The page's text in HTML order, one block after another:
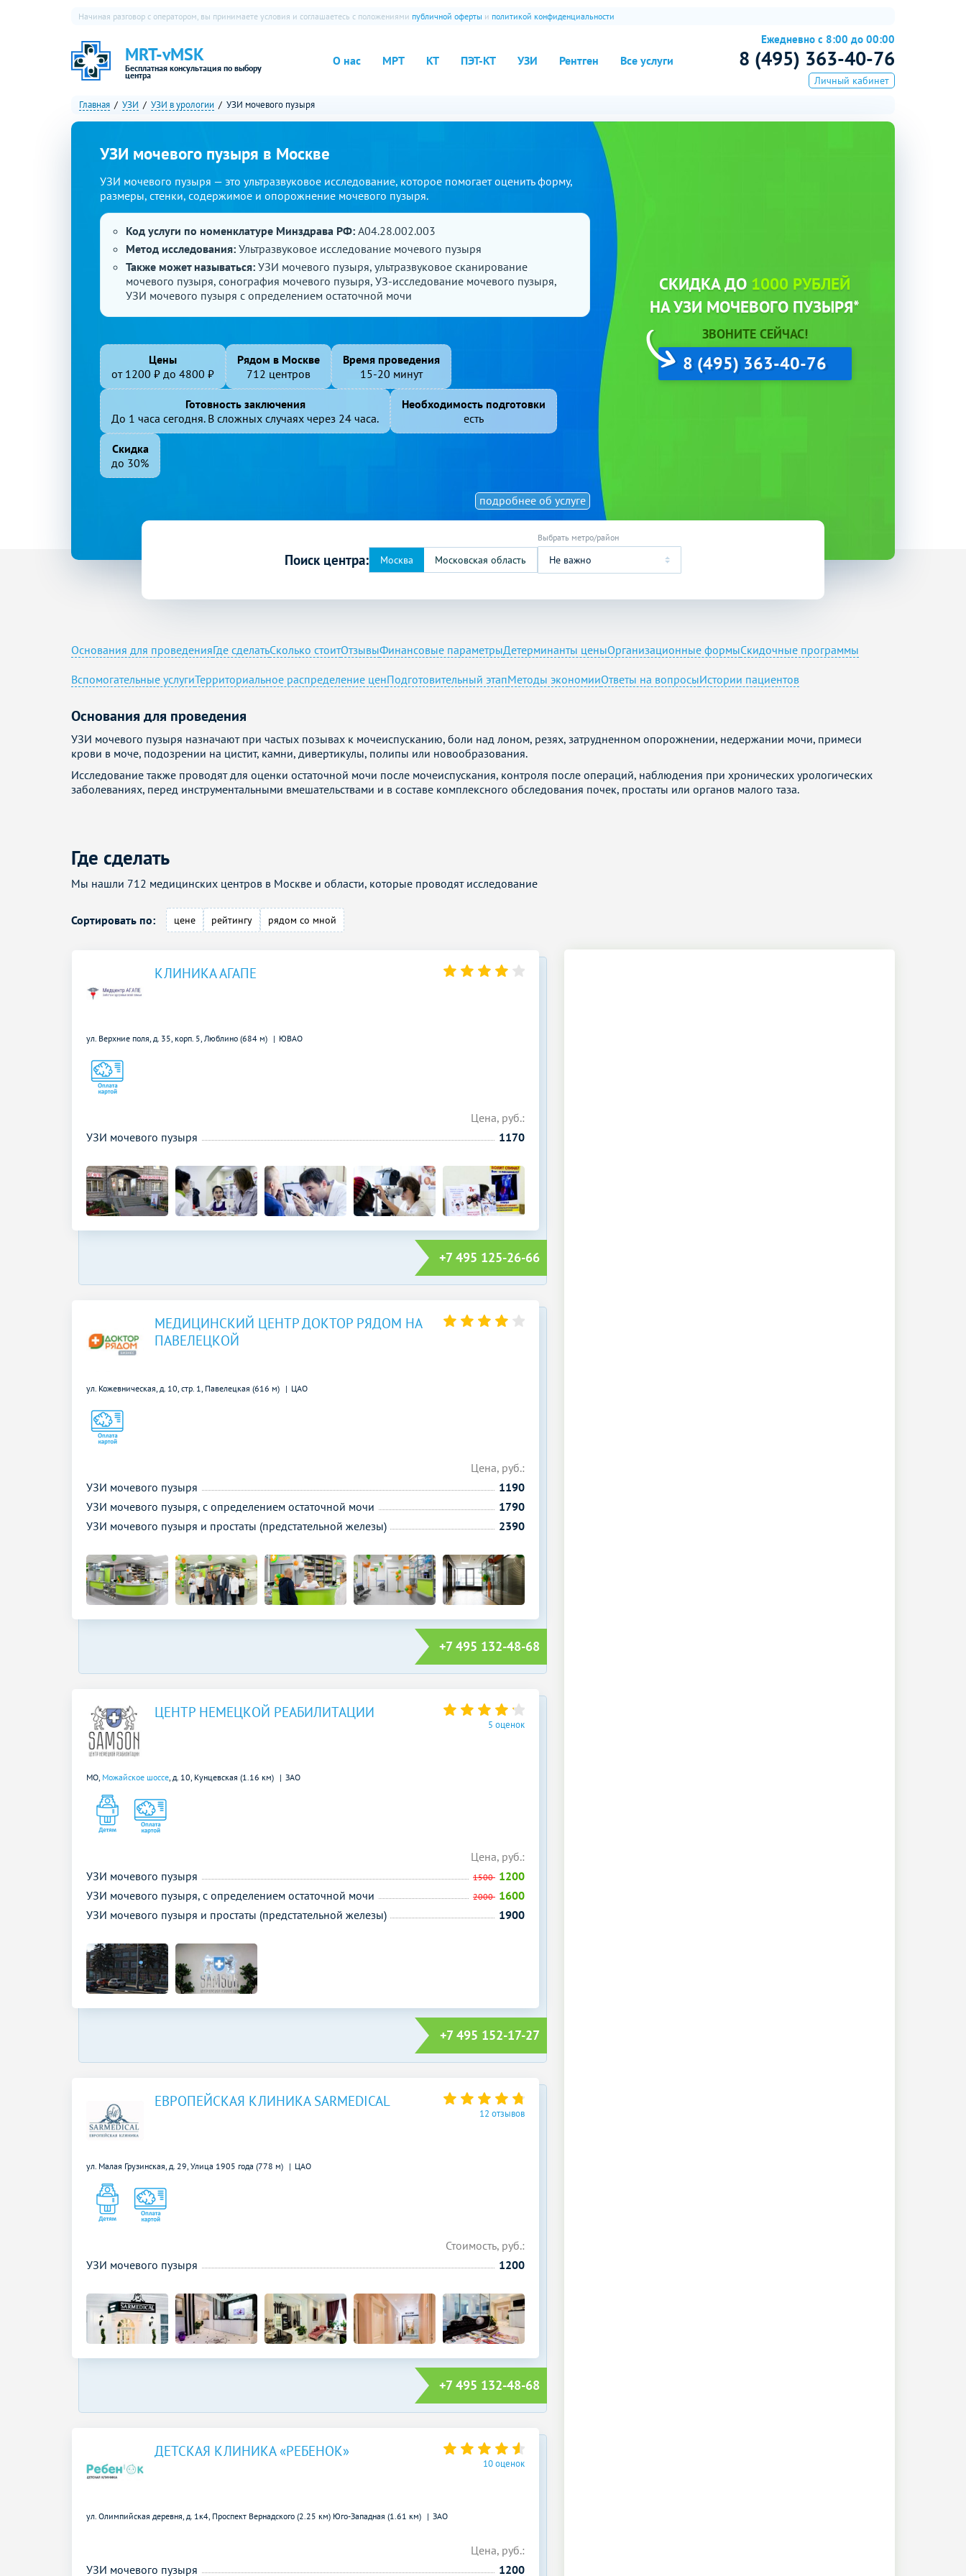
MRT-vMSK
Бесплатная консультация по выбору
центра
О нас МРТ КТ ПЭТ-КТ УЗИ Рентген Все услуги
Начиная разговор с оператором, вы принимаете условия и соглашаетесь с положениями публичной оферты и политикой конфиденциальности
Ежедневно с 8:00 до 00:00
8 (495) 363-40-76
Личный кабинет
Главная УЗИ УЗИ в урологии УЗИ мочевого пузыря
УЗИ мочевого пузыря в Москве
подробнее об услуге
СКИДКА ДО 1000 РУБЛЕЙ
НА УЗИ МОЧЕВОГО ПУЗЫРЯ*
ЗВОНИТЕ СЕЙЧАС!
8 (495) 363-40-76
УЗИ мочевого пузыря — это ультразвуковое исследование, которое помогает оценить форму,
размеры, стенки, содержимое и опорожнение мочевого пузыря.
Код услуги по номенклатуре Минздрава РФ: A04.28.002.003
Метод исследования: Ультразвуковое исследование мочевого пузыря
Также может называться: УЗИ мочевого пузыря, ультразвуковое сканирование
мочевого пузыря, сонография мочевого пузыря, УЗ-исследование мочевого пузыря,
УЗИ мочевого пузыря с определением остаточной мочи
Цены
от 1200 ₽ до 4800 ₽
Рядом в Москве
712 центров
Время проведения
15-20 минут
Готовность заключения
До 1 часа сегодня. В сложных случаях через 24 часа.
Необходимость подготовки
есть
Скидка
до 30%
Поиск центра: Не важно
Где сделать
Мы нашли 712 медицинских центров в Москве и области, которые проводят исследование
Сортировать по: цене рейтингу рядом со мной
Основания для проведенияГде сделатьСколько стоитОтзывыФинансовые параметрыДетерминанты ценыОрганизационные формыСкидочные программы
Вспомогательные услугиТерриториальное распределение ценПодготовительный этапМетоды экономииОтветы на вопросыИстории пациентов
Основания для проведения
УЗИ мочевого пузыря назначают при частых позывах к мочеиспусканию, боли над лоном, резях, затрудненном опорожнении, недержании мочи, примеси
крови в моче, подозрении на цистит, камни, дивертикулы, полипы или новообразования.
Исследование также проводят для оценки остаточной мочи после мочеиспускания, контроля после операций, наблюдения при хронических урологических
заболеваниях, перед инструментальными вмешательствами и в составе комплексного обследования почек, простаты или органов малого таза.
КЛИНИКА АГАПЕ
ул. Верхние поля, д. 35, корп. 5, Люблино (684 м) ЮВАО
Цена, руб.:
УЗИ мочевого пузыря
1170
+7 495 125-26-66
МЕДИЦИНСКИЙ ЦЕНТР ДОКТОР РЯДОМ НА
ПАВЕЛЕЦКОЙ
ул. Кожевническая, д. 10, стр. 1, Павелецкая (616 м) ЦАО
Цена, руб.:
УЗИ мочевого пузыря
1190
УЗИ мочевого пузыря, с определением остаточной мочи
1790
УЗИ мочевого пузыря и простаты (предстательной железы)
2390
+7 495 132-48-68
ЦЕНТР НЕМЕЦКОЙ РЕАБИЛИТАЦИИ
5 оценок
МО, Можайское шоссе , д. 10, Кунцевская (1.16 км) ЗАО
Цена, руб.:
УЗИ мочевого пузыря
1500 1200
УЗИ мочевого пузыря, с определением остаточной мочи
2000 1600
УЗИ мочевого пузыря и простаты (предстательной железы)
1900
+7 495 152-17-27
ЕВРОПЕЙСКАЯ КЛИНИКА SARMEDICAL
12 отзывов
ул. Малая Грузинская, д. 29, Улица 1905 года (778 м) ЦАО
Стоимость, руб.:
УЗИ мочевого пузыря
1200
+7 495 132-48-68
ДЕТСКАЯ КЛИНИКА «РЕБЕНОК»
10 оценок
ул. Олимпийская деревня, д. 1к4, Проспект Вернадского (2.25 км) Юго-Западная (1.61 км) ЗАО
Цена, руб.:
УЗИ мочевого пузыря
1200